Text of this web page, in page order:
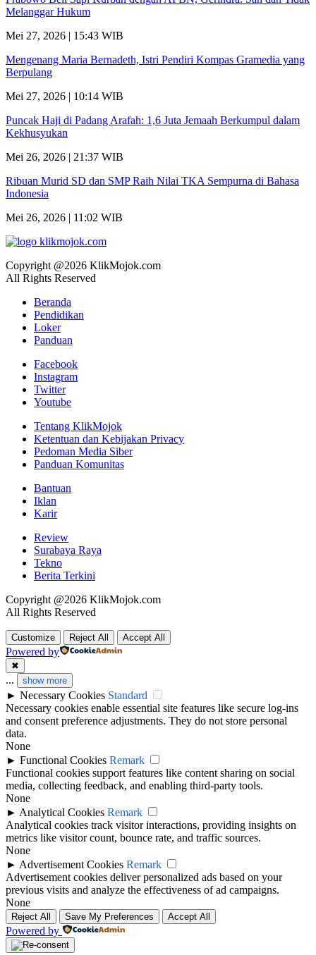
Melanggar Hukum
Mei 27, 2026 | 15:43 WIB
Mengenang Maria Bernadeth, Istri Pendiri Kompas Gramedia yang
Berpulang
Mei 27, 2026 | 10:14 WIB
Puncak Haji di Padang Arafah: 1,6 Juta Jemaah Berkumpul dalam
Kekhusyukan
Mei 26, 2026 | 21:37 WIB
Ribuan Murid SD dan SMP Raih Nilai TKA Sempurna di Bahasa
Indonesia
Mei 26, 2026 | 11:02 WIB
Copyright @2026 KlikMojok.com
All Rights Reserved
Beranda
Pendidikan
Loker
Panduan
Facebook
Instagram
Twitter
Youtube
Tentang KlikMojok
Ketentuan dan Kebijakan Privacy
Pedoman Media Siber
Panduan Komunitas
Bantuan
Iklan
Karir
Review
Surabaya Raya
Tekno
Berita Terkini
Copyright @2026 KlikMojok.com
All Rights Reserved
Customize Reject All Accept All
Powered by
✖
... show more
► Necessary Cookies Standard
Necessary cookies enable essential site features like secure log-ins
and consent preference adjustments. They do not store personal
data.
None
► Functional Cookies Remark
Functional cookies support features like content sharing on social
media, collecting feedback, and enabling third-party tools.
None
► Analytical Cookies Remark
Analytical cookies track visitor interactions, providing insights on
metrics like visitor count, bounce rate, and traffic sources.
None
► Advertisement Cookies Remark
Advertisement cookies deliver personalized ads based on your
previous visits and analyze the effectiveness of ad campaigns.
None
Reject All Save My Preferences Accept All
Powered by